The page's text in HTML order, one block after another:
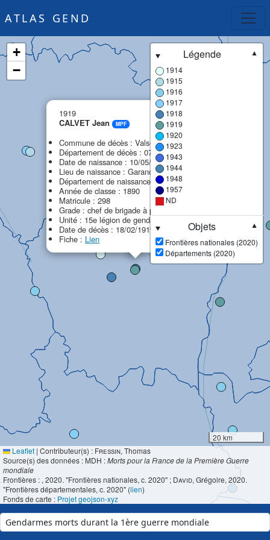
ATLAS GEND
1919
CALVET Jean
MPF
Commune de décès : Vals-les-Bains
Département de décès : 07 - Ardèche
Date de naissance : 10/05/1870
Lieu de naissance : Garanou
Département de naissance : 09 - Ariège
Année de classe : 1890
Matricule : 298
Grade : chef de brigade à pied
Unité : 15e légion de gendarmerie (15e LG)
Date de décès : 18/02/1919
Fiche : Lien
+
−
Légende
▼
1914
1915
1916
1917
1918
1919
1920
1923
1943
1944
1948
1957
ND
Objets
▼
Frontières nationales (2020)
Départements (2020)
20 km
Leaflet | Contributeur(s) : Fressin, Thomas
Source(s) des données : MDH :Morts pour la France de la Première Guerre
mondiale
Frontières : , 2020. "Frontières nationales, c. 2020" ; David, Grégoire, 2020.
"Frontières départementales, c. 2020" (lien)
Fonds de carte : Projet geojson-xyz